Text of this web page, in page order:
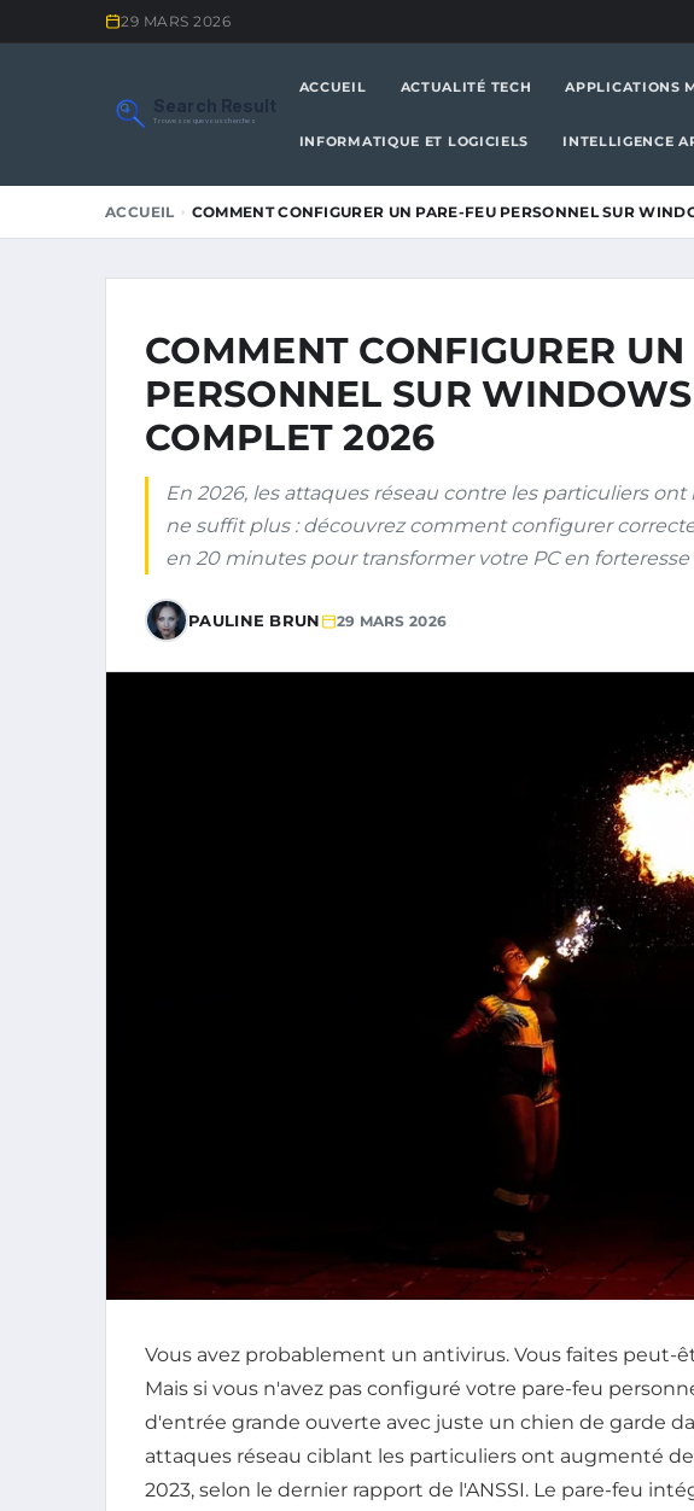
29 MARS 2026
Search Result
Trouvez ce que vous cherchez
ACCUEIL ACTUALITÉ TECH APPLICATIONS
INFORMATIQUE ET LOGICIELS INTELLIGENCE
ACCUEIL COMMENT CONFIGURER UN PARE-FEU PERSONNEL SUR
COMMENT CONFIGURER
PERSONNEL SUR WINDOWS
COMPLET 2026
En 2026, les attaques réseau contre les particuliers
ne suffit plus : découvrez comment configurer
en 20 minutes pour transformer votre PC en
PAULINE BRUN 29 MARS 2026
Vous avez probablement un antivirus. Vous faites peut-
Mais si vous n'avez pas configuré votre pare-feu
d'entrée grande ouverte avec juste un chien de garde
attaques réseau ciblant les particuliers ont augmenté
2023, selon le dernier rapport de l'ANSSI. Le pare-feu